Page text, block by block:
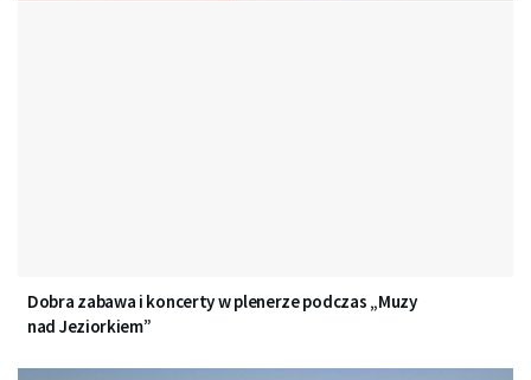
Dobra zabawa i koncerty w plenerze podczas „Muzy
nad Jeziorkiem”